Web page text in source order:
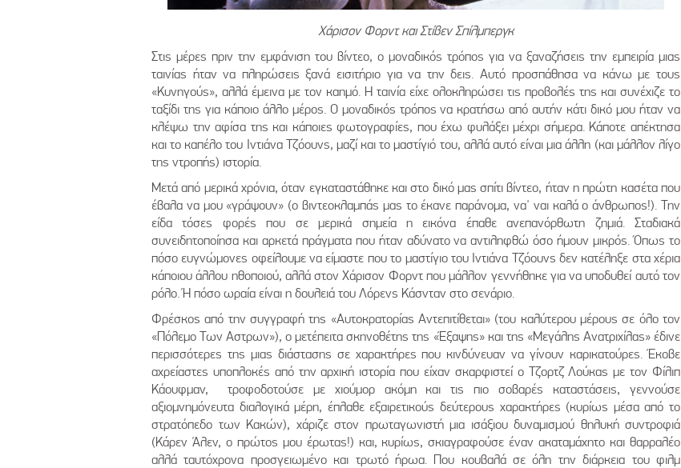
Χάρισον Φορντ και Στίβεν Σπίλμπεργκ
Στις μέρες πριν την εμφάνιση του βίντεο, ο μοναδικός τρόπος για να ξαναζήσεις την εμπειρία μιας
ταινίας ήταν να πληρώσεις ξανά εισιτήριο για να την δεις. Αυτό προσπάθησα να κάνω με τους
«Κυνηγούς», αλλά έμεινα με τον καημό. Η ταινία είχε ολοκληρώσει τις προβολές της και συνέχιζε το
ταξίδι της για κάποιο άλλο μέρος. Ο μοναδικός τρόπος να κρατήσω από αυτήν κάτι δικό μου ήταν να
κλέψω την αφίσα της και κάποιες φωτογραφίες, που έχω φυλάξει μέχρι σήμερα. Κάποτε απέκτησα
και το καπέλο του Ιντιάνα Τζόουνς, μαζί και το μαστίγιό του, αλλά αυτό είναι μια άλλη (και μάλλον λίγο
της ντροπής) ιστορία.
Μετά από μερικά χρόνια, όταν εγκαταστάθηκε και στο δικό μας σπίτι βίντεο, ήταν η πρώτη κασέτα που
έβαλα να μου «γράψουν» (ο βιντεοκλαμπάς μας το έκανε παράνομα, να' ναι καλά ο άνθρωπος!). Την
είδα τόσες φορές που σε μερικά σημεία η εικόνα έπαθε ανεπανόρθωτη ζημιά. Σταδιακά
συνειδητοποίησα και αρκετά πράγματα που ήταν αδύνατο να αντιληφθώ όσο ήμουν μικρός. Όπως το
πόσο ευγνώμονες οφείλουμε να είμαστε που το μαστίγιο του Ιντιάνα Τζόουνς δεν κατέληξε στα χέρια
κάποιου άλλου ηθοποιού, αλλά στον Χάρισον Φορντ που μάλλον γεννήθηκε για να υποδυθεί αυτό τον
ρόλο. Ή πόσο ωραία είναι η δουλειά του Λόρενς Κάσνταν στο σενάριο.
Φρέσκος από την συγγραφή της «Αυτοκρατορίας Αντεπιτίθεται» (του καλύτερου μέρους σε όλο τον
«Πόλεμο Των Αστρων»), ο μετέπειτα σκηνοθέτης της «Έξαψης» και της «Μεγάλης Ανατριχίλας» έδινε
περισσότερες της μιας διάστασης σε χαρακτήρες που κινδύνευαν να γίνουν καρικατούρες. Έκοβε
αχρείαστες υποπλοκές από την αρχική ιστορία που είχαν σκαρφιστεί ο Τζορτζ Λούκας με τον Φίλιπ
Κάουφμαν, τροφοδοτούσε με χιούμορ ακόμη και τις πιο σοβαρές καταστάσεις, γεννούσε
αξιομνημόνευτα διαλογικά μέρη, έπλαθε εξαιρετικούς δεύτερους χαρακτήρες (κυρίως μέσα από το
στρατόπεδο των Κακών), χάριζε στον πρωταγωνιστή μια ισάξιου δυναμισμού θηλυκή συντροφιά
(Κάρεν Άλεν, ο πρώτος μου έρωτας!) και, κυρίως, σκιαγραφούσε έναν ακαταμάχητο και θαρραλέο
αλλά ταυτόχρονα προσγειωμένο και τρωτό ήρωα. Που κουβαλά σε όλη την διάρκεια του φιλμ